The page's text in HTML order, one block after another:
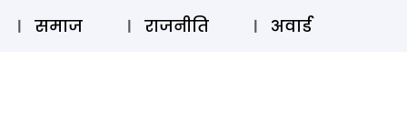
लॉग इन ⚲ SUBSCRIBE
समाज राजनीति अवार्ड